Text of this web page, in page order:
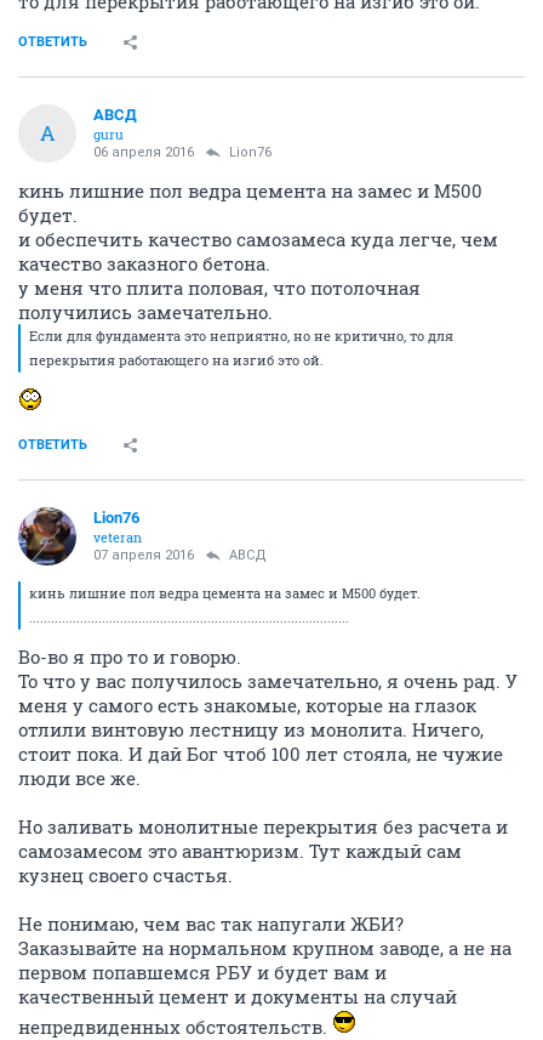
ОТВЕТИТЬ
А
АВСД
guru
06 апреля 2016 Lion76
кинь лишние пол ведра цемента на замес и М500
будет.
и обеспечить качество самозамеса куда легче, чем
качество заказного бетона.
у меня что плита половая, что потолочная
получились замечательно.
Если для фундамента это неприятно, но не критично, то для
перекрытия работающего на изгиб это ой.
ОТВЕТИТЬ
Lion76
veteran
07 апреля 2016 АВСД
кинь лишние пол ведра цемента на замес и М500 будет.
Во-во я про то и говорю.
То что у вас получилось замечательно, я очень рад. У
меня у самого есть знакомые, которые на глазок
отлили винтовую лестницу из монолита. Ничего,
стоит пока. И дай Бог чтоб 100 лет стояла, не чужие
люди все же.
Но заливать монолитные перекрытия без расчета и
самозамесом это авантюризм. Тут каждый сам
кузнец своего счастья.
Не понимаю, чем вас так напугали ЖБИ?
Заказывайте на нормальном крупном заводе, а не на
первом попавшемся РБУ и будет вам и
качественный цемент и документы на случай
непредвиденных обстоятельств.